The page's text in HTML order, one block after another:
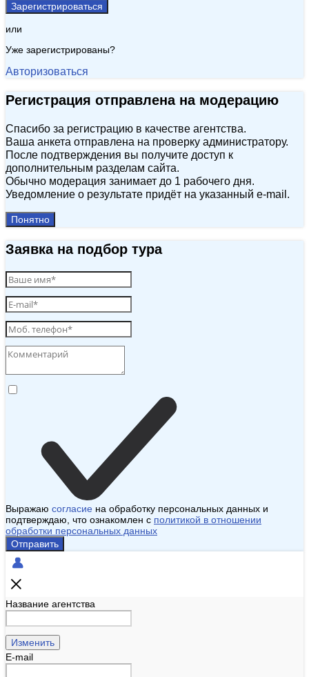
Зарегистрироваться
или
Уже зарегистрированы?
Авторизоваться
Регистрация отправлена на модерацию
Спасибо за регистрацию в качестве агентства.
Ваша анкета отправлена на проверку администратору.
После подтверждения вы получите доступ к
дополнительным разделам сайта.
Обычно модерация занимает до 1 рабочего дня.
Уведомление о результате придёт на указанный e‑mail.
Понятно
Заявка на подбор тура
Выражаю согласие на обработку персональных данных и
подтверждаю, что ознакомлен с политикой в отношении
обработки персональных данных
Отправить
Название агентства
Изменить
E-mail